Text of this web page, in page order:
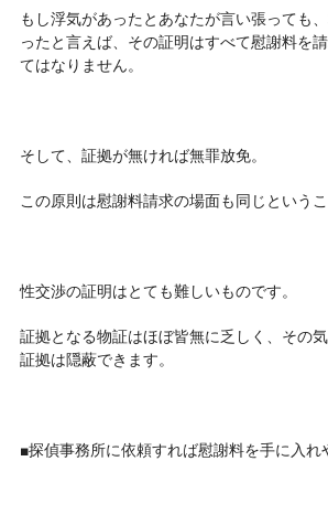
もし浮気があったとあなたが言い張っても
ったと言えば、その証明はすべて慰謝料を
てはなりません。
そして、証拠が無ければ無罪放免。
この原則は慰謝料請求の場面も同じというこ
性交渉の証明はとても難しいものです。
証拠となる物証はほぼ皆無に乏しく、その
証拠は隠蔽できます。
■探偵事務所に依頼すれば慰謝料を手に入れ